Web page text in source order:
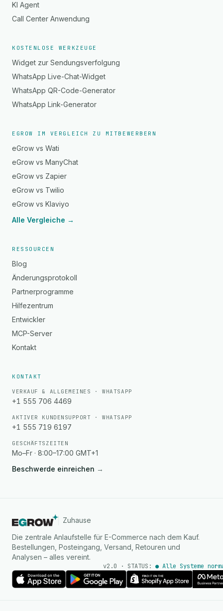
KI Agent
Call Center Anwendung
KOSTENLOSE WERKZEUGE
Widget zur Sendungsverfolgung
WhatsApp Live-Chat-Widget
WhatsApp QR-Code-Generator
WhatsApp Link-Generator
EGROW IM VERGLEICH ZU MITBEWERBERN
eGrow vs Wati
eGrow vs ManyChat
eGrow vs Zapier
eGrow vs Twilio
eGrow vs Klaviyo
Alle Vergleiche →
RESSOURCEN
Blog
Änderungsprotokoll
Partnerprogramme
Hilfezentrum
Entwickler
MCP-Server
Kontakt
KONTAKT
VERKAUF & ALLGEMEINES · WHATSAPP
+1 555 706 4469
AKTIVER KUNDENSUPPORT · WHATSAPP
+1 555 719 6197
GESCHÄFTSZEITEN
Mo–Fr · 8:00–17:00 GMT+1
Beschwerde einreichen →
Zuhause
Die zentrale Anlaufstelle für E-Commerce nach dem Kauf.
Bestellungen, Posteingang, Versand, Retouren und
Analysen – alles vereint.
v2.0 · STATUS: ● Alle Systeme